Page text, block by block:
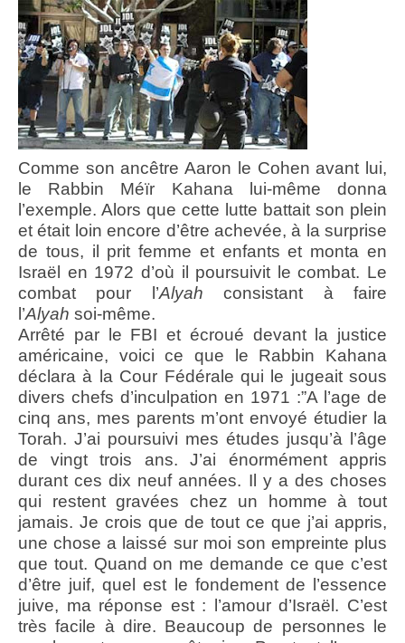
Comme son ancêtre Aaron le Cohen avant lui,
le Rabbin Méïr Kahana lui-même donna
l’exemple. Alors que cette lutte battait son plein
et était loin encore d’être achevée, à la surprise
de tous, il prit femme et enfants et monta en
Israël en 1972 d’où il poursuivit le combat. Le
combat pour l’Alyah consistant à faire
l’Alyah soi-même.
Arrêté par le FBI et écroué devant la justice
américaine, voici ce que le Rabbin Kahana
déclara à la Cour Fédérale qui le jugeait sous
divers chefs d’inculpation en 1971 :”A l’age de
cinq ans, mes parents m’ont envoyé étudier la
Torah. J’ai poursuivi mes études jusqu’à l’âge
de vingt trois ans. J’ai énormément appris
durant ces dix neuf années. Il y a des choses
qui restent gravées chez un homme à tout
jamais. Je crois que de tout ce que j’ai appris,
une chose a laissé sur moi son empreinte plus
que tout. Quand on me demande ce que c’est
d’être juif, quel est le fondement de l’essence
juive, ma réponse est : l’amour d’Israël. C’est
très facile à dire. Beaucoup de personnes le